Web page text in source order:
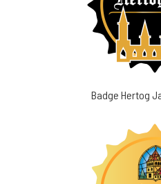
Badge Hertog